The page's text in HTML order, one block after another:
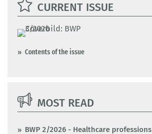
CURRENT ISSUE
Contents of the issue
MOST READ
BWP 2/2026 - Healthcare professions